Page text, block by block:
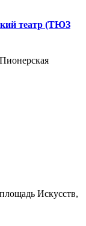
театр (ТЮЗ
Искусств,